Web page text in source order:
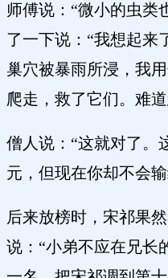
师傅说：“微小的虫类
了一下说：“我想起来
巢穴被暴雨所浸，我
爬走，救了它们。难
僧人说：“这就对了。
元，但现在你却不会
后来放榜时，宋祁果
说：“小弟不应在兄长